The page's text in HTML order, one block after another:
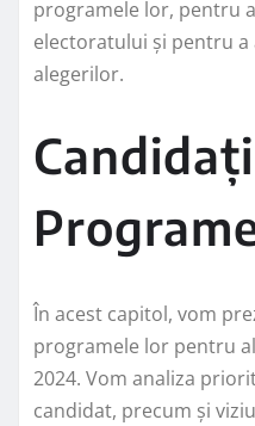
programele lor, pentru
electoratului și pentru
alegerilor.
În acest capitol, vom
programele lor pentru
2024. Vom analiza
candidat, precum și